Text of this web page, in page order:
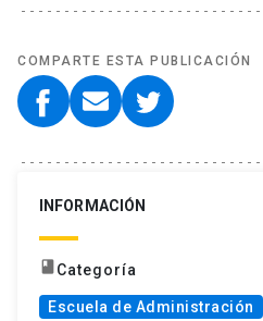
COMPARTE ESTA PUBLICACIÓN
INFORMACIÓN
book Categoría
Escuela de Administración